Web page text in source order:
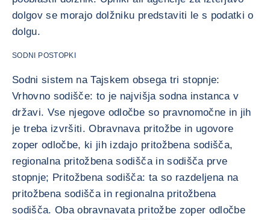
dolgov se morajo dolžniku predstaviti le s podatki o
dolgu.
SODNI POSTOPKI
Sodni sistem na Tajskem obsega tri stopnje:
Vrhovno sodišče: to je najvišja sodna instanca v
državi. Vse njegove odločbe so pravnomočne in jih
je treba izvršiti. Obravnava pritožbe in ugovore
zoper odločbe, ki jih izdajo pritožbena sodišča,
regionalna pritožbena sodišča in sodišča prve
stopnje; Pritožbena sodišča: ta so razdeljena na
pritožbena sodišča in regionalna pritožbena
sodišča. Oba obravnavata pritožbe zoper odločbe